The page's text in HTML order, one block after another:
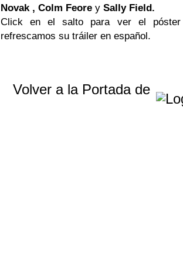
Novak , Colm Feore y Sally Field.
Click en el salto para ver el póster
refrescamos su tráiler en español.
Volver a la Portada de